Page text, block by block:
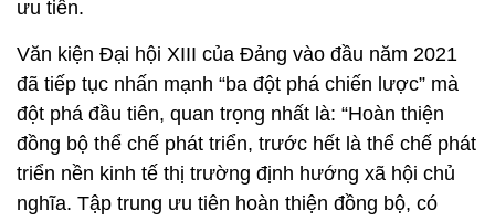
ưu tiên.
Văn kiện Đại hội XIII của Đảng vào đầu năm 2021
đã tiếp tục nhấn mạnh “ba đột phá chiến lược” mà
đột phá đầu tiên, quan trọng nhất là: “Hoàn thiện
đồng bộ thể chế phát triển, trước hết là thể chế phát
triển nền kinh tế thị trường định hướng xã hội chủ
nghĩa. Tập trung ưu tiên hoàn thiện đồng bộ, có